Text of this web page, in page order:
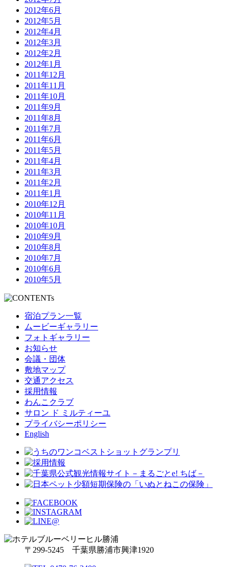
2012年6月
2012年5月
2012年4月
2012年3月
2012年2月
2012年1月
2011年12月
2011年11月
2011年10月
2011年9月
2011年8月
2011年7月
2011年6月
2011年5月
2011年4月
2011年3月
2011年2月
2011年1月
2010年12月
2010年11月
2010年10月
2010年9月
2010年8月
2010年7月
2010年6月
2010年5月
宿泊プラン一覧
ムービーギャラリー
フォトギャラリー
お知らせ
会議・団体
敷地マップ
交通アクセス
採用情報
わんこクラブ
サロン ド ミルティーユ
プライバシーポリシー
English
〒299-5245 千葉県勝浦市興津1920